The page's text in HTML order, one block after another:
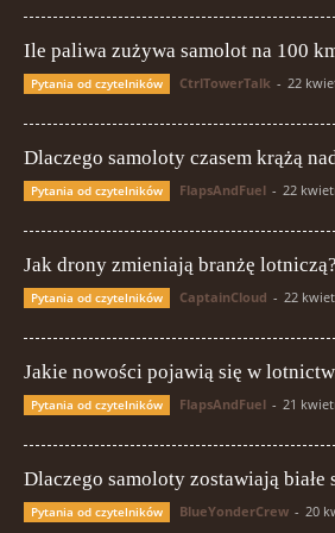
Ile paliwa zużywa samolot na 100
Pytania od czytelników CtrlTowerTalk - 22
Dlaczego samoloty czasem krążą
Pytania od czytelników FlapsAndFuel - 22
Jak drony zmieniają branżę lotniczą?
Pytania od czytelników CaptainCloud - 22
Jakie nowości pojawią się w
Pytania od czytelników FlapsAndFuel - 21
Dlaczego samoloty zostawiają białe
Pytania od czytelników BlueYonderCrew - 20